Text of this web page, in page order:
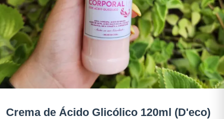
Crema de Ácido Glicólico 120ml (D'eco)